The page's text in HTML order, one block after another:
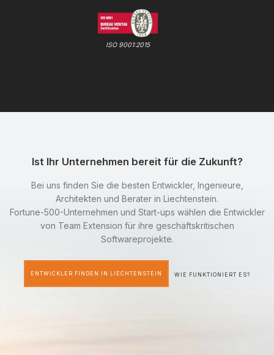
ISO 9001:2015
Ist Ihr Unternehmen bereit für die Zukunft?
Bei uns finden Sie die besten Entwickler, Ingenieure,
Architekten und Berater in Liechtenstein.
Fortune-500-Unternehmen und Start-ups wählen die Entwickler
von Team Extension für ihre geschäftskritischen
Softwareprojekte.
ENTWICKLER FINDEN IN LIECHTENSTEIN WIE FUNKTIONIERT ES?